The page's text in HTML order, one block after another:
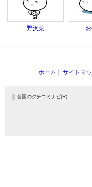
野沢菜
ホーム サイトマ
全国のクチコミナビ(R)